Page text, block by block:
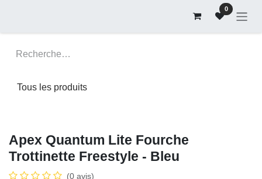
0
Tous les produits
Apex Quantum Lite Fourche
Trottinette Freestyle - Bleu
(0 avis)